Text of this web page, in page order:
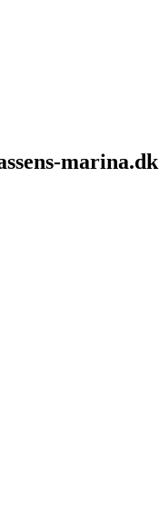
marina.dk